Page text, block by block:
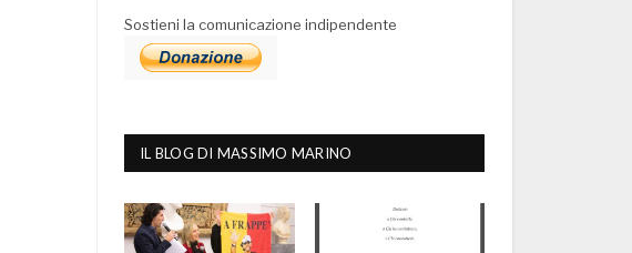
Sostieni la comunicazione indipendente
IL BLOG DI MASSIMO MARINO